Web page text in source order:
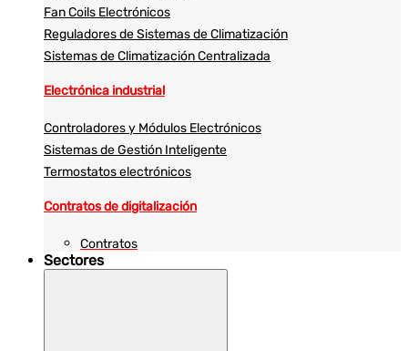
Fan Coils Electrónicos
Reguladores de Sistemas de Climatización
Sistemas de Climatización Centralizada
Electrónica industrial
Controladores y Módulos Electrónicos
Sistemas de Gestión Inteligente
Termostatos electrónicos
Contratos de digitalización
Contratos
Sectores